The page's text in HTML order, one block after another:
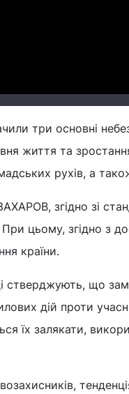
три основні
життя та
рухів, а
згідно зі
цьому, згідно з
країни.
стверджують, що
дій проти
їх залякати,